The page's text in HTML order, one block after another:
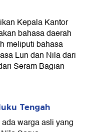
Kepala Kantor
bahasa daerah
meliputi bahasa
Lun dan Nila dari
Seram Bagian
Tengah
warga asli yang